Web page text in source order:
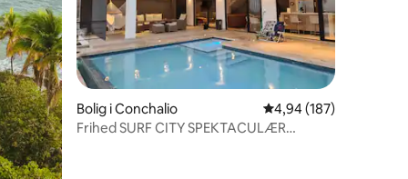
Bolig i Conchalio 4,94 ud af 5 i
4,94 (187)
Frihed SURF CITY SPEKTACULÆR